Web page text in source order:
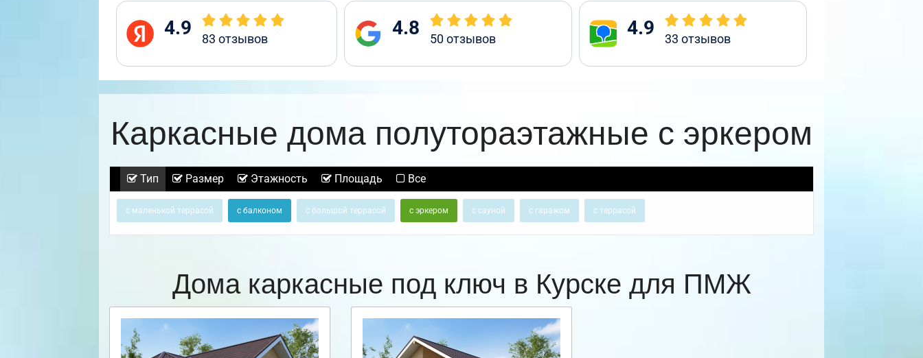
4.9 83 отзывов 4.8 50отзывов 4.9 33 отзывов
Каркасные дома полутораэтажные с эркером
Тип Размер Этажность Площадь Все
с маленькой террасой с балконом с большой террасой с эркером с сауной с гаражом с террасой
Дома каркасные под ключ в Курске для ПМЖ